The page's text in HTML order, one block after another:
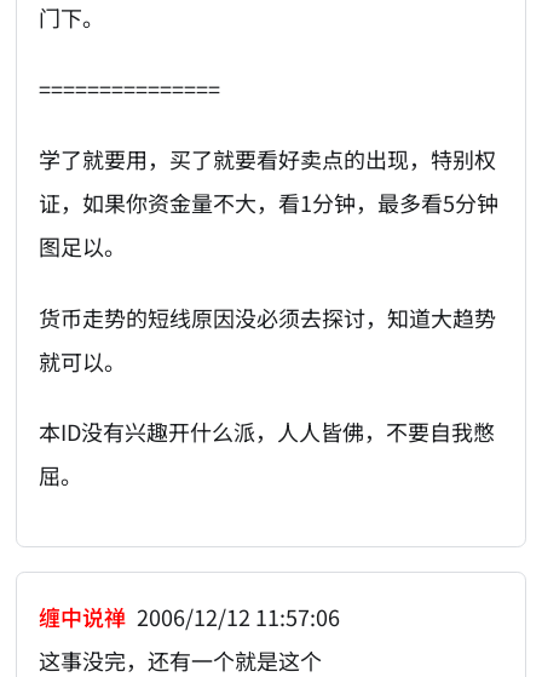
门下。
===============
学了就要用，买了就要看好卖点的出现，特别权
证，如果你资金量不大，看1分钟，最多看5分钟
图足以。
货币走势的短线原因没必须去探讨，知道大趋势
就可以。
本ID没有兴趣开什么派，人人皆佛，不要自我憋
屈。
缠中说禅 2006/12/12 11:57:06
这事没完，还有一个就是这个